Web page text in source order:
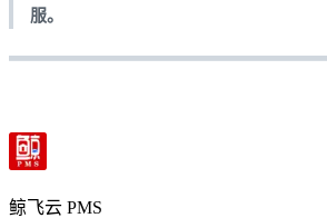
服。
鲸飞云 PMS